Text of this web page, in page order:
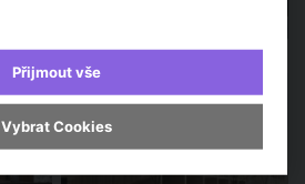
Přijmout vše
Vybrat Cookies